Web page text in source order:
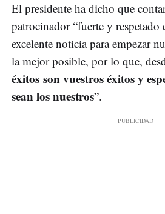
El presidente ha dicho que
patrocinador “fuerte y respetado
excelente noticia para empezar
la mejor posible, por lo que,
éxitos son vuestros éxitos y
sean los nuestros”.